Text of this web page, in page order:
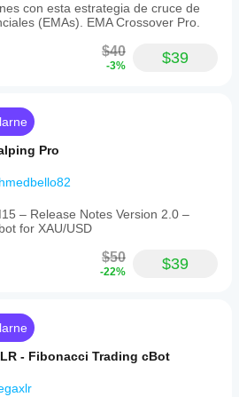
con esta estrategia de cruce de
(EMAs). EMA Crossover Pro.
$40
-3% $39
Pro
– Release Notes Version 2.0 –
for XAU/USD
$50
-22% $39
- Fibonacci Trading cBot